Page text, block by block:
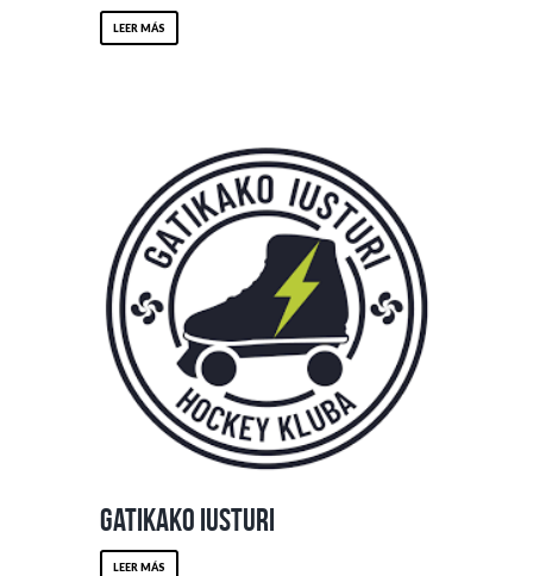
LEER MÁS
Gatikako Iusturi
LEER MÁS